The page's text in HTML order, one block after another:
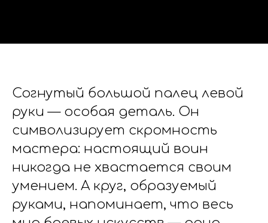
Согнутый большой палец левой
руки — особая деталь. Он
символизирует скромность
мастера: настоящий воин
никогда не хвастается своим
умением. А круг, образуемый
руками, напоминает, что весь